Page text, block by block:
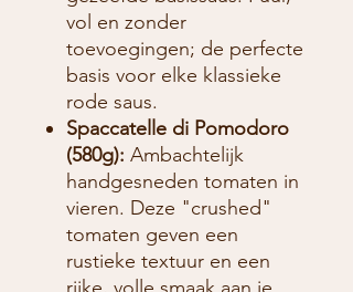
vol en zonder
toevoegingen; de perfecte
basis voor elke klassieke
rode saus.
Spaccatelle di Pomodoro
(580g): Ambachtelijk
handgesneden tomaten in
vieren. Deze "crushed"
tomaten geven een
rustieke textuur en een
rijke, volle smaak aan je